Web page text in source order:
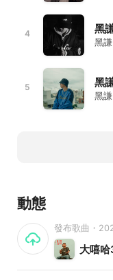
4
黑謙
5 黑
黑謙
動態
發布歌曲・
大嘻哈